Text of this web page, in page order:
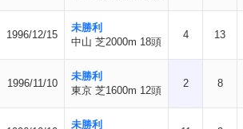
1996/12/15
未勝利
中山 芝2000m 18頭
4 13
1996/11/10
未勝利
東京 芝1600m 12頭
2 8
未勝利